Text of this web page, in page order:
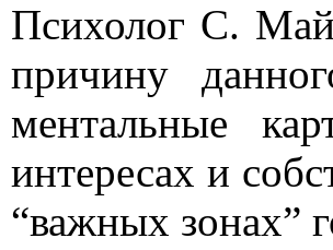
Психолог С.
причину
ментальные
интересах и
“важных зонах”